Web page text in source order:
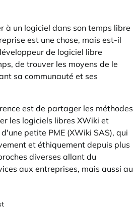
à un logiciel dans son temps libre
est une chose, mais est-il
de logiciel libre
de trouver les moyens de le
sa communauté et ses
est de partager les méthodes
les logiciels libres XWiki et
petite PME (XWiki SAS), qui
et éthiquement depuis plus
diverses allant du
aux entreprises, mais aussi au